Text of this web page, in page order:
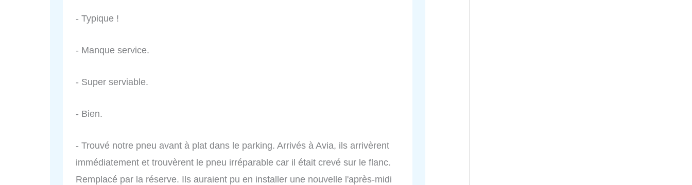
- Typique !
- Manque service.
- Super serviable.
- Bien.
- Trouvé notre pneu avant à plat dans le parking. Arrivés à Avia, ils arrivèrent
immédiatement et trouvèrent le pneu irréparable car il était crevé sur le flanc.
Remplacé par la réserve. Ils auraient pu en installer une nouvelle l'après-midi